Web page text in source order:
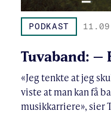
PODKAST
Tuvaband: –
«Jeg tenkte at jeg
viste at man kan få
musikkarriere», sier